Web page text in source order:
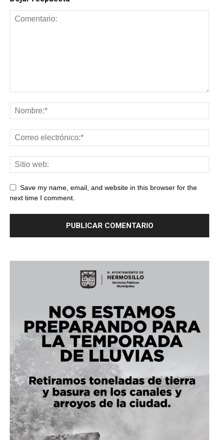
Save my name, email, and website in this browser for the
next time I comment.